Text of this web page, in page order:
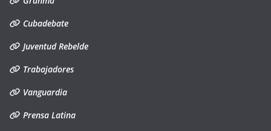
Cubadebate
Juventud Rebelde
Trabajadores
Vanguardia
Prensa Latina